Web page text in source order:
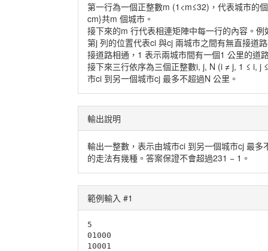
第一行為一個正整數m (1<m≤32)，代表城市的
cm}共m 個城市。
接下來的m 行代表相連矩陣中每一行的內容。
第j 列的位置代表ci 與cj 兩城市之間有無直接道
接道路相通，1 表示兩城市間有一個1 公里的道
接下來三行依序為三個正整數i, j, N (i ≠ j, 1 ≤ i, j
市ci 到另一個城市cj 最多不超過N 公里。
輸出說明
輸出一整數，表示由城市ci 到另一個城市cj 最多
的走法有幾種。答案保證不會超過231 − 1。
範例輸入 #1
5
01000
10001